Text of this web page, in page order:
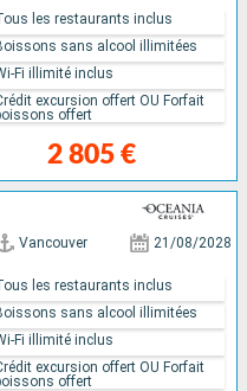
2 805 €
les restaurants inclus
sans alcool illimitées
Fi illimité inclus
excursion offert OU Forfait
offert
Vancouver 21/08/2028
les restaurants inclus
sans alcool illimitées
Fi illimité inclus
excursion offert OU Forfait
offert